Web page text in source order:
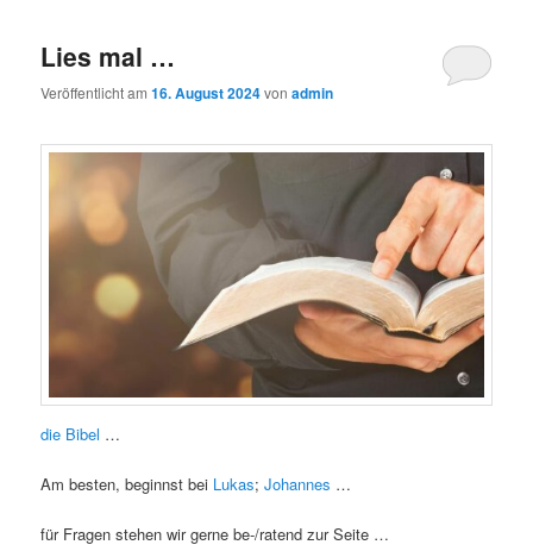
Lies mal …
Veröffentlicht am16. August 2024vonadmin
die Bibel …
Am besten, beginnst bei Lukas;Johannes …
für Fragen stehen wir gerne be-/ratend zur Seite …